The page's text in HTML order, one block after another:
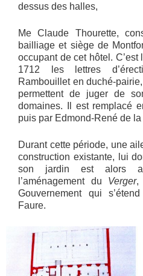
dessus des halles,
Me Claude Thourette,
bailliage et siège de
occupant de cet hôtel. C’est
1712 les lettres
Rambouillet en duché-
permettent de juger de
domaines. Il est remplacé
puis par Edmond-René de
Durant cette période, une
construction existante, lui
son jardin est alors
l’aménagement du Verger,
Gouvernement qui
Faure.